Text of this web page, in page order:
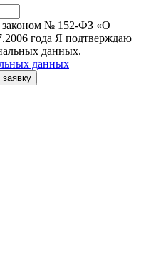
законом № 152-ФЗ «О
года Я подтверждаю
данных.
данных